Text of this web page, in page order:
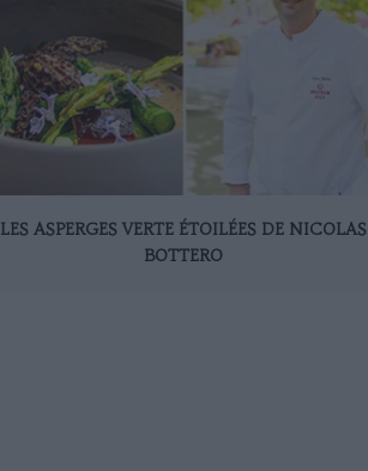
LES ASPERGES VERTE ÉTOILÉES DE NICOLAS
BOTTERO